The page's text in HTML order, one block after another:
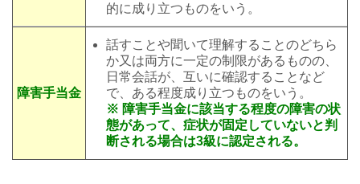
的に成り立つものをいう。
障害手当金
話すことや聞いて理解することのどちら
か又は両方に一定の制限があるものの、
日常会話が、互いに確認することなど
で、ある程度成り立つものをいう。
※ 障害手当金に該当する程度の障害の状
態があって、症状が固定していないと判
断される場合は3級に認定される。